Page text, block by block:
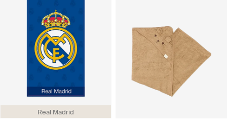
Real Madrid